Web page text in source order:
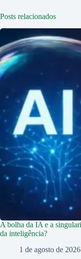
Posts relacionados
A bolha da IA e a
da inteligência?
1 de agosto de 2026